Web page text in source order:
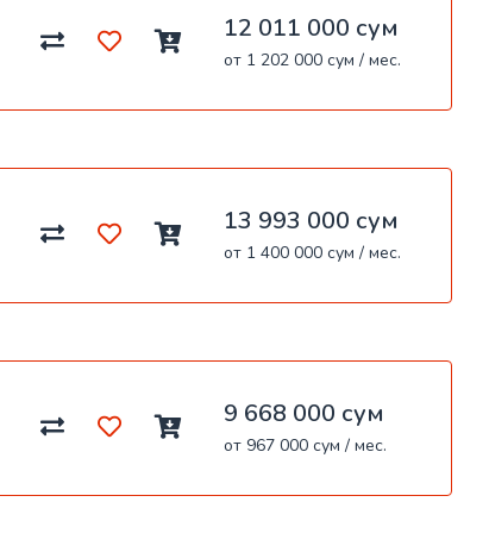
12 011 000 сум
от 1 202 000 сум / мес.
13 993 000 сум
от 1 400 000 сум / мес.
9 668 000 сум
от 967 000 сум / мес.